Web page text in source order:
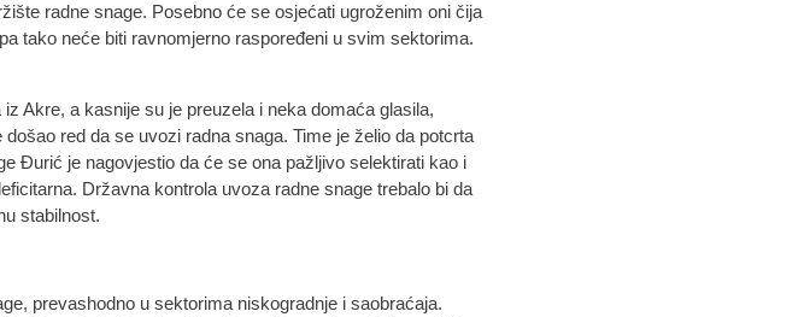
radne snage. Posebno će se osjećati ugroženim oni čija
tako neće biti ravnomjerno raspoređeni u svim sektorima.
Akre, a kasnije su je preuzela i neka domaća glasila,
red da se uvozi radna snaga. Time je želio da potcrta
Đurić je nagovjestio da će se ona pažljivo selektirati kao i
Državna kontrola uvoza radne snage trebalo bi da
stabilnost.
prevashodno u sektorima niskogradnje i saobraćaja.